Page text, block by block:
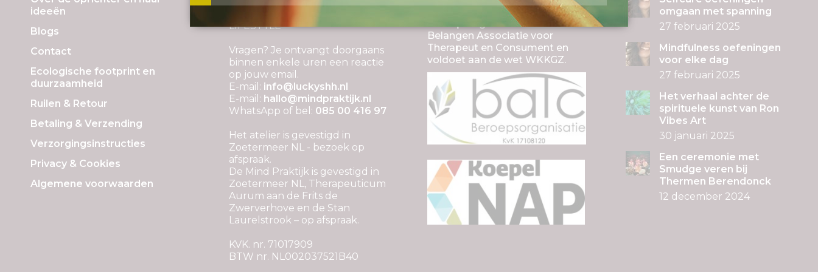
ideeën
Blogs
Contact
Ecologische footprint en
duurzaamheid
Ruilen & Retour
Betaling & Verzending
Verzorgingsinstructies
Privacy & Cookies
Algemene voorwaarden
LIFESTYLE
Vragen? Je ontvangt doorgaans
binnen enkele uren een reactie
op jouw email.
E-mail: info@luckyshh.nl
E-mail: hallo@mindpraktijk.nl
WhatsApp of bel: 085 00 416 97
Het atelier is gevestigd in
Zoetermeer NL - bezoek op
afspraak.
De Mind Praktijk is gevestigd in
Zoetermeer NL, Therapeuticum
Aurum aan de Frits de
Zwerverhove en de Stan
Laurelstrook – op afspraak.
KVK. nr. 71017909
BTW nr. NL002037521B40
erkend en aangesloten bij de
beroepsorganisatie BATC De
Belangen Associatie voor
Therapeut en Consument en
voldoet aan de wet WKKGZ.
omgaan met spanning
27 februari 2025
Mindfulness oefeningen
voor elke dag
27 februari 2025
Het verhaal achter de
spirituele kunst van Ron
Vibes Art
30 januari 2025
Een ceremonie met
Smudge veren bij
Thermen Berendonck
12 december 2024